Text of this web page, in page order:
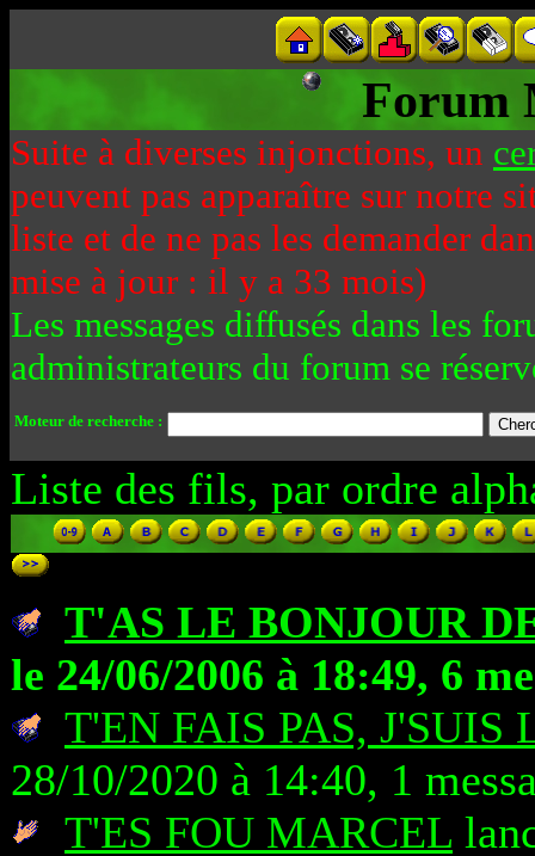
Forum
Suite à diverses injonctions, un
peuvent pas apparaître sur notre
liste et de ne pas les demander
mise à jour : il y a 33 mois)
Les messages diffusés dans les
administrateurs du forum se
Moteur de recherche :
Liste des fils, par ordre
T'AS LE BONJOUR
le 24/06/2006 à 18:49, 6
T'EN FAIS PAS, J'SUIS
28/10/2020 à 14:40, 1
T'ES FOU MARCEL